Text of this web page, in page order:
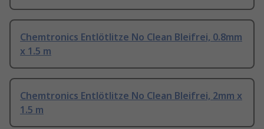
Chemtronics Entlötlitze No Clean Bleifrei, 0.8mm
x 1.5 m
Chemtronics Entlötlitze No Clean Bleifrei, 2mm x
1.5 m